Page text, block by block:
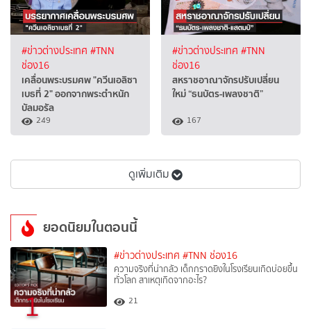
#ข่าวต่างประเทศ #TNN
ช่อง16
เคลื่อนพระบรมศพ "ควีนเอลิซา
เบธที่ 2" ออกจากพระตำหนัก
บัลมอรัล
249
#ข่าวต่างประเทศ #TNN
ช่อง16
สหราชอาณาจักรปรับเปลี่ยน
ใหม่ “ธนบัตร-เพลงชาติ”
167
ดูเพิ่มเติม
ยอดนิยมในตอนนี้
1
#ข่าวต่างประเทศ #TNN ช่อง16
ความจริงที่น่ากลัว เด็กกราดยิงในโรงเรียนเกิดบ่อยขึ้น
ทั่วโลก สาเหตุเกิดจากอะไร?
21